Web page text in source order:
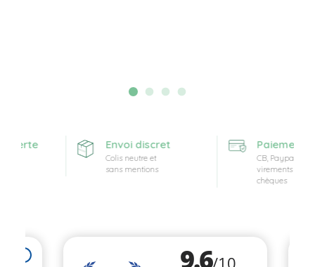
Envoi discret
Colis neutre et
sans mentions
Paiement
CB, Paypal,
virements et
chèques